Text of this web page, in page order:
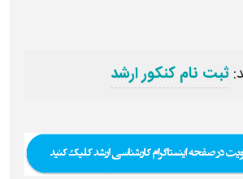
ثبت نام کنکور ارشد